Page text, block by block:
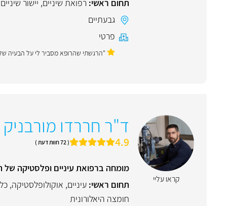
תחום ראשי: רפואת שיניים, יישור
גבעתיים
פרטי
"הרגשתי שהרופא מסביר לי על הבעיה
קראו עליי
ד"ר חררדו מורבניק
4.9 ( 72 חוות דעת )
מומחה ברפואת עיניים ופלסטיקה של
תחום ראשי: עיניים, אוקולופלסטיקה,
חומצה היאלורונית